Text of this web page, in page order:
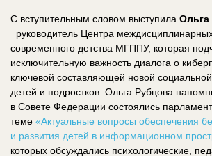
С вступительным словом выступила Ольга
руководитель Центра
современного детства МГППУ, которая
исключительную важность диалога о
ключевой составляющей новой социальной
детей и подростков. Ольга Рубцова
в Совете Федерации состоялись
теме «Актуальные вопросы обеспечения
и развития детей в информационном
которых обсуждались психологические,